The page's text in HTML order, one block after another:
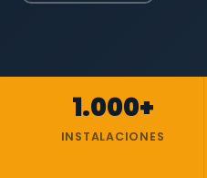
1.000+
INSTALACIONES